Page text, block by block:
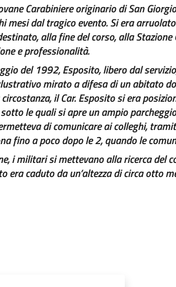
Carabiniere originario di San
mesi dal tragico evento. Si era
alla fine del corso, alla
e professionalità.
del 1992, Esposito, libero dal
mirato a difesa di un abitato
il Car. Esposito si era
le quali si apre un ampio
di comunicare ai colleghi,
fino a poco dopo le 2, quando le
i militari si mettevano alla ricerca del
era caduto da un’altezza di circa otto